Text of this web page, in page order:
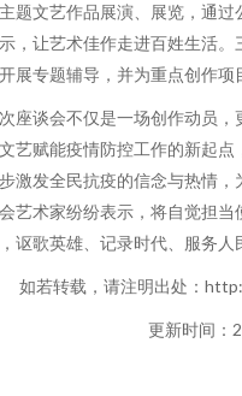
题文艺作品展演、展览，通
，让艺术佳作走进百姓生活
展专题辅导，并为重点创作项
座谈会不仅是一场创作动员
艺赋能疫情防控工作的新起
激发全民抗疫的信念与热情
艺术家纷纷表示，将自觉担
讴歌英雄、记录时代、服务人
如若转载，请注明出处：
更新时间：